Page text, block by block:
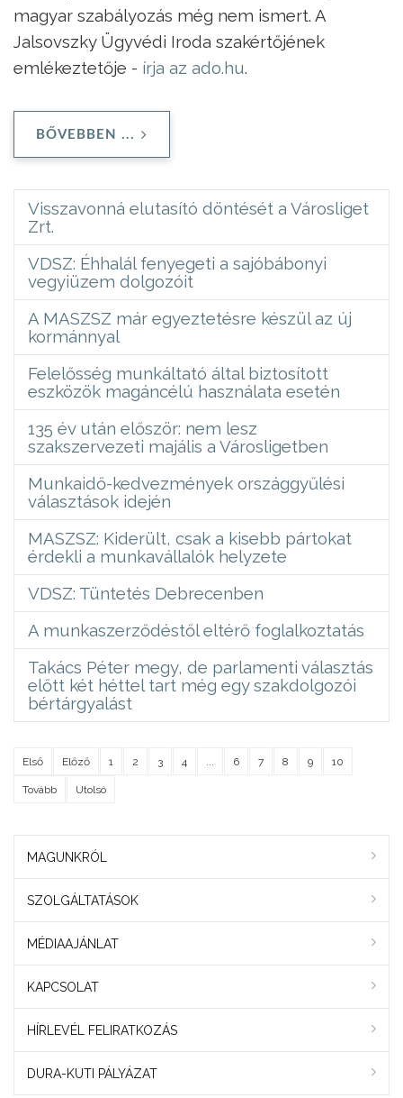
magyar szabályozás még nem ismert. A
Jalsovszky Ügyvédi Iroda szakértőjének
emlékeztetője - írja az ado.hu.
BŐVEBBEN ...
Visszavonná elutasító döntését a Városliget
Zrt.
VDSZ: Éhhalál fenyegeti a sajóbábonyi
vegyiüzem dolgozóit
A MASZSZ már egyeztetésre készül az új
kormánnyal
Felelősség munkáltató által biztosított
eszközök magáncélú használata esetén
135 év után először: nem lesz
szakszervezeti majális a Városligetben
Munkaidő-kedvezmények országgyűlési
választások idején
MASZSZ: Kiderült, csak a kisebb pártokat
érdekli a munkavállalók helyzete
VDSZ: Tüntetés Debrecenben
A munkaszerződéstől eltérő foglalkoztatás
Takács Péter megy, de parlamenti választás
előtt két héttel tart még egy szakdolgozói
bértárgyalást
Első Előző 1 2 3 4 6 7 8 9 10
Tovább Utolsó
MAGUNKRÓL
SZOLGÁLTATÁSOK
MÉDIAAJÁNLAT
KAPCSOLAT
HÍRLEVÉL FELIRATKOZÁS
DURA-KUTI PÁLYÁZAT